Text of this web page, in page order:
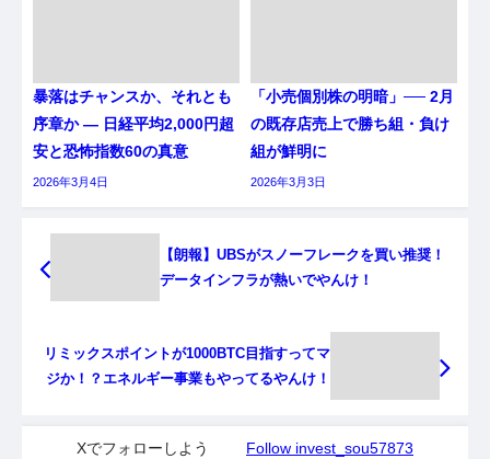
暴落はチャンスか、それとも
序章か ― 日経平均2,000円超
安と恐怖指数60の真意
2026年3月4日
「小売個別株の明暗」── 2月
の既存店売上で勝ち組・負け
組が鮮明に
2026年3月3日
【朗報】UBSがスノーフレークを買い推奨！
データインフラが熱いでやんけ！
リミックスポイントが1000BTC目指すってマ
ジか！？エネルギー事業もやってるやんけ！
Xでフォローしよう Follow invest_sou57873